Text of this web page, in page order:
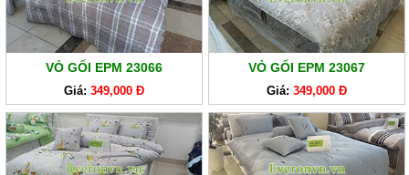
VỎ GỐI EPM 23066
Giá: 349,000 Đ
VỎ GỐI EPM 23067
Giá: 349,000 Đ